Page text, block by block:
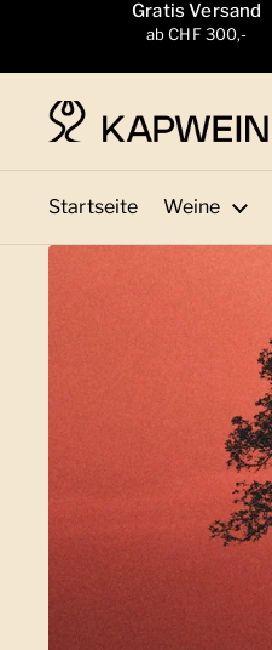
Zum Inhalt springenGratis Versand
ab CHF 300,-
Startseite Weine